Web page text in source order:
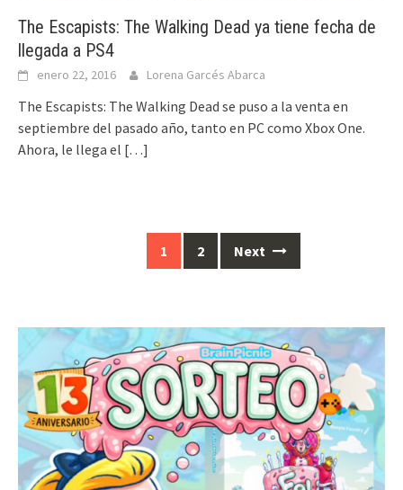
The Escapists: The Walking Dead ya tiene fecha de
llegada a PS4
enero 22, 2016 Lorena Garcés Abarca
The Escapists: The Walking Dead se puso a la venta en
septiembre del pasado año, tanto en PC como Xbox One.
Ahora, le llega el […]
1 2 Next